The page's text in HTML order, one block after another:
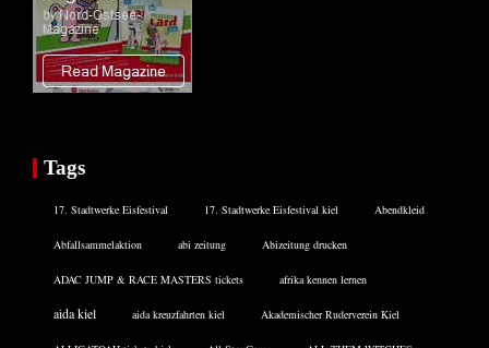
Tags
17. Stadtwerke Eisfestival 17. Stadtwerke Eisfestival kiel Abendkleid
Abfallsammelaktion abi zeitung Abizeitung drucken
ADAC JUMP & RACE MASTERS tickets afrika kennen lernen
aida kiel aida kreuzfahrten kiel Akademischer Ruderverein Kiel